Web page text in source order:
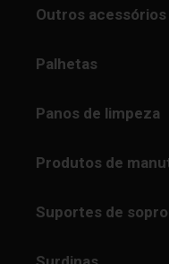
Outros acessórios
Palhetas
Panos de limpeza
Produtos de
Suportes de